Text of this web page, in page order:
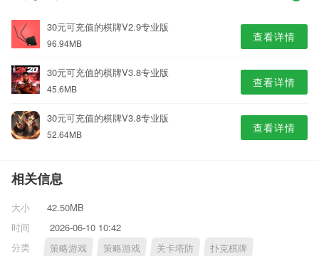
30元可充值的棋牌V2.9专业版
96.94MB 查看详情
30元可充值的棋牌V3.8专业版
45.6MB 查看详情
30元可充值的棋牌V3.8专业版
52.64MB 查看详情
相关信息
大小
42.50MB
时间
2026-06-10 10:42
分类
策略游戏 策略游戏 关卡塔防 扑克棋牌